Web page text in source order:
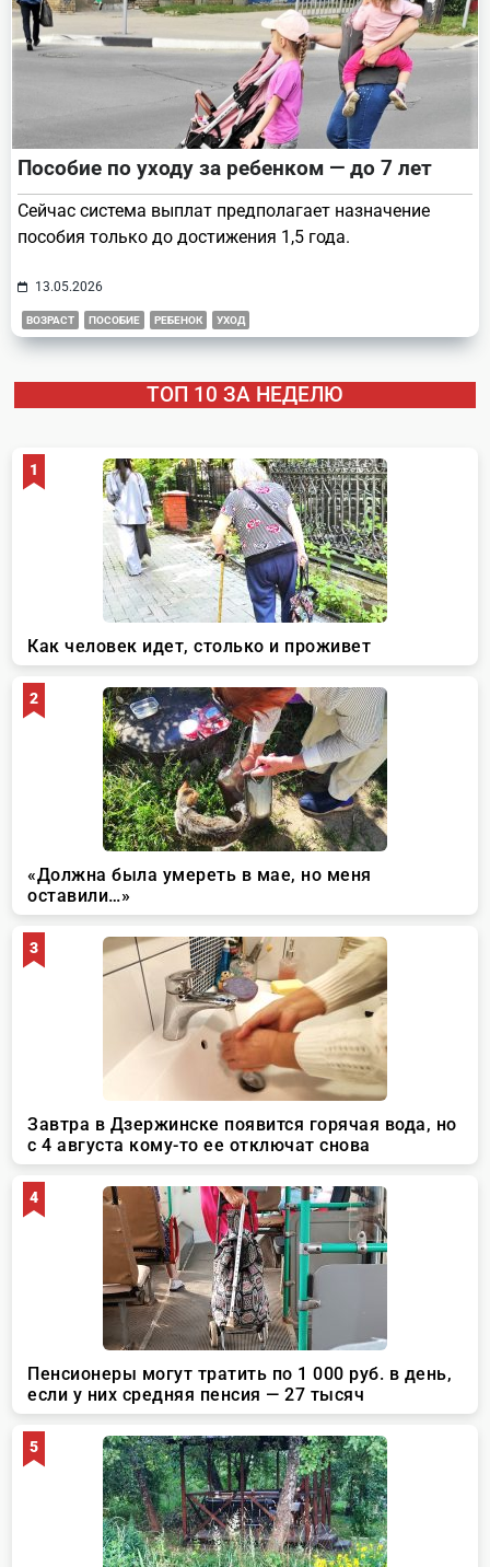
Пособие по уходу за ребенком — до 7 лет
Сейчас система выплат предполагает назначение
пособия только до достижения 1,5 года.
13.05.2026
ВОЗРАСТ ПОСОБИЕ РЕБЕНОК УХОД
ТОП 10 ЗА НЕДЕЛЮ